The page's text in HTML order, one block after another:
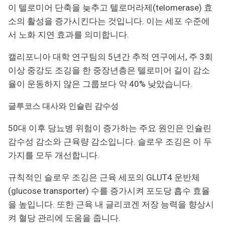
이 텔로미어 단축을 늦추고 텔로머라제(telomerase) 효
소의 활성을 증가시킨다는 것입니다. 이는 세포 수준에
서 노화 지연 효과를 의미합니다.
캘리포니아 대학 연구팀의 5년간 추적 연구에서, 주 3회
이상 중강도 조깅을 한 중장년층은 텔로미어 길이 감소
율이 운동하지 않은 그룹보다 약 40% 낮았습니다.
글루코스 대사와 인슐린 감수성
50대 이후 당뇨병 위험이 증가하는 주요 원인은 인슐린
감수성 감소와 근육량 감소입니다. 슬로우 조깅은 이 두
가지를 모두 개선합니다.
규칙적인 슬로우 조깅은 근육 세포의 GLUT4 운반체
(glucose transporter) 수를 증가시켜 포도당 흡수 효율
을 높입니다. 또한 근육 내 글리코겐 저장 능력을 향상시
켜 혈당 관리에 도움을 줍니다.